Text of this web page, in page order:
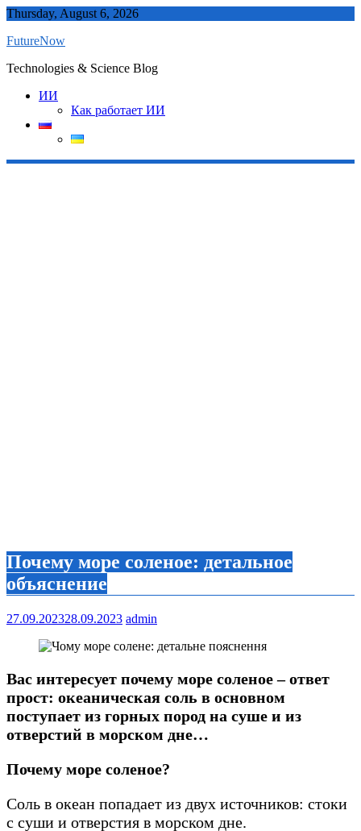
Skip
content
Thursday, August 6, 2026
FutureNow
Technologies & Science Blog
ИИ
Как работает ИИ
Почему море соленое: детальное
объяснение
27.09.202328.09.2023 admin
Вас интересует почему море соленое – ответ
прост: океаническая соль в основном
поступает из горных пород на суше и из
отверстий в морском дне…
Почему море соленое?
Соль в океан попадает из двух источников: стоки
с суши и отверстия в морском дне.